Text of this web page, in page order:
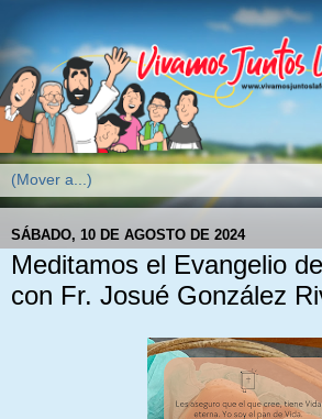
SÁBADO, 10 DE AGOSTO DE 2024
Meditamos el Evangelio
con Fr. Josué González